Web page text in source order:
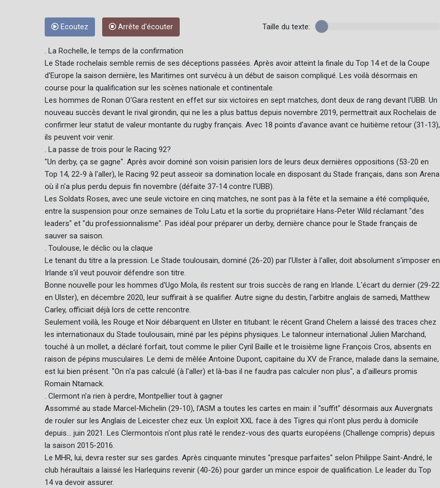
Ecoutez Arrête d'écouter Taille du texte:
. La Rochelle, le temps de la confirmation
Le Stade rochelais semble remis de ses déceptions passées. Après avoir atteint la finale du Top 14 et de la Coupe
d'Europe la saison dernière, les Maritimes ont survécu à un début de saison compliqué. Les voilà désormais en
course pour la qualification sur les scènes nationale et continentale.
Les hommes de Ronan O'Gara restent en effet sur six victoires en sept matches, dont deux de rang devant l'UBB. Un
nouveau succès devant le rival girondin, qui ne les a plus battus depuis novembre 2019, permettrait aux Rochelais de
confirmer leur statut de valeur montante du rugby français. Avec 18 points d'avance avant ce huitième retour (31-13),
ils peuvent voir venir.
. La passe de trois pour le Racing 92?
"Un derby, ça se gagne". Après avoir dominé son voisin parisien lors de leurs deux dernières oppositions (53-20 en
Top 14, 22-9 à l'aller), le Racing 92 peut asseoir sa domination locale en disposant du Stade français, dans son Arena
où il n'a plus perdu depuis fin novembre (défaite 37-14 contre l'UBB).
Les Soldats Roses, avec une seule victoire en cinq matches, ne sont pas à la fête et la semaine a été compliquée,
entre la suspension pour onze semaines de Tolu Latu et la sortie du propriétaire Hans-Peter Wild réclamant "des
leaders" et "du professionnalisme". Pas idéal pour préparer un derby, dernière chance pour le Stade français de
sauver sa saison.
. Toulouse, le déclic ou la claque
Le tenant du titre a la pression. Le Stade toulousain, dominé (26-20) par l'Ulster à l'aller, doit absolument s'imposer en
Irlande s'il veut pouvoir défendre son titre.
Bonne nouvelle pour les hommes d'Ugo Mola, ils restent sur trois succès de rang en Irlande. L'écart du dernier (29-22
en Ulster), en décembre 2020, leur suffirait à se qualifier. Autre signe du destin, l'arbitre anglais de samedi, Matthew
Carley, officiait déjà lors de cette rencontre.
Seulement voilà, les Rouge et Noir débarquent en Ulster en titubant: le récent Grand Chelem a laissé des traces chez
les internationaux du Stade toulousain, miné par les pépins physiques. Le talonneur international Julien Marchand,
touché à un mollet, a déclaré forfait, tout comme le pilier Cyril Baille et le troisième ligne François Cros, absents en
raison de pépins musculaires. Le demi de mêlée Antoine Dupont, capitaine du XV de France, malade dans la semaine,
est lui bien présent. "On n'a pas calculé (à l'aller) et là-bas il ne faudra pas calculer non plus", a d'ailleurs promis
Romain Ntamack.
. Clermont n'a rien à perdre, Montpellier tout à gagner
Assommé au stade Marcel-Michelin (29-10), l'ASM a toutes les cartes en main: il "suffit" désormais aux Auvergnats
de rouler sur les Anglais de Leicester chez eux. Un exploit XXL face à des Tigres qui n'ont plus perdu à domicile
depuis... juin 2021. Les Clermontois n'ont plus raté le rendez-vous des quarts européens (Challenge compris) depuis
la saison 2015-2016.
Le MHR, lui, devra rester sur ses gardes. Après cinquante minutes "presque parfaites" selon Philippe Saint-André, le
club héraultais a laissé les Harlequins revenir (40-26) pour garder un mince espoir de qualification. Le leader du Top
14 va devoir assurer.